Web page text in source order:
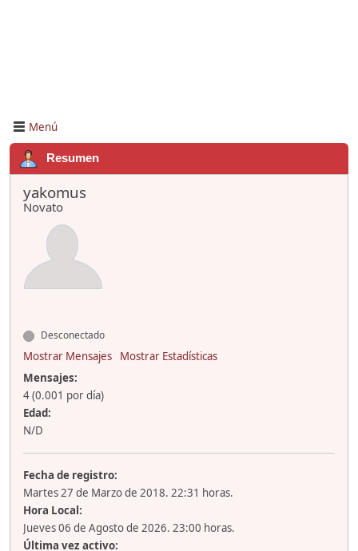
Menú
Resumen
yakomus
Novato
Desconectado
Mostrar Mensajes
Mostrar Estadísticas
Mensajes:
4 (0.001 por día)
Edad:
N/D
Fecha de registro:
Martes 27 de Marzo de 2018. 22:31 horas.
Hora Local:
Jueves 06 de Agosto de 2026. 23:00 horas.
Última vez activo: